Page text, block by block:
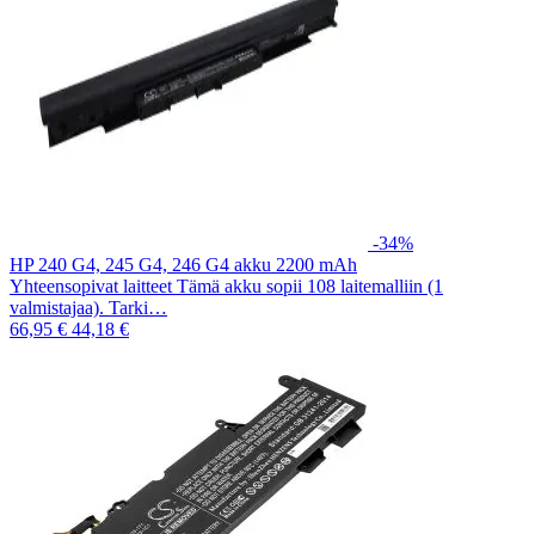
-34%
HP 240 G4, 245 G4, 246 G4 akku 2200 mAh
Yhteensopivat laitteet Tämä akku sopii 108 laitemalliin (1
valmistajaa). Tarki…
66,95 € 44,18 €